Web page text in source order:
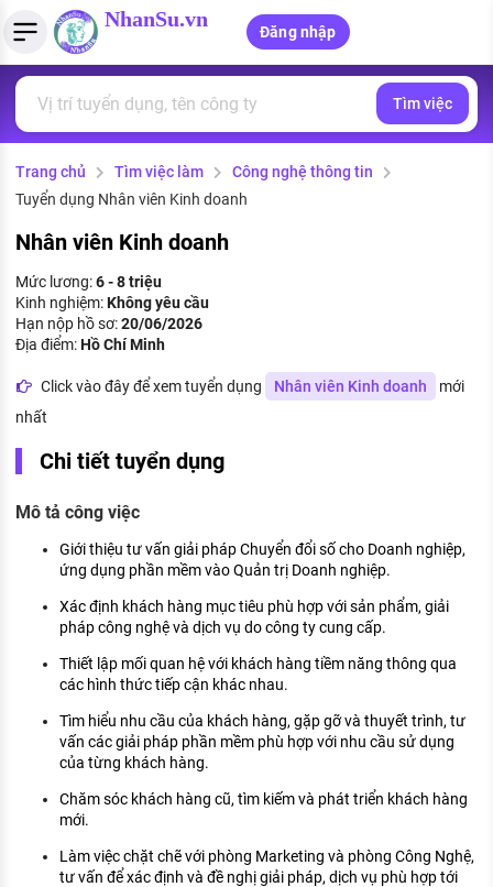
NhanSu.vn
Đăng nhập
Tìm việc làm
Việc làm ngành luật
Việc làm tốt nhất
CÔNG TY
Danh sách nhà tuyển dụng
Quản lý CV
Tải CV lên
MẪU CV THEO STYLE
Mẫu CV đơn giản
Mẫu CV hiện đại
Tính lương Gross - Net
Tính thuế thu nhập cá nhân
PHÁP LUẬT VIỆT NAM
Văn bản pháp luật
Chính sách mới
PHÁP LUẬT LAO ĐỘNG
Lao động và tiền lương
Bảo hiểm và phúc lợi
Thuế thu nhập
Chính sách lao động
KHÁM PHÁ NGHỀ NGHIỆP
Tử vi nghề nghiệp
Kỹ năng nghề nghiệp
HƯỚNG NGHIỆP VIỆC LÀM
Đặc trưng từng nghề
Xu hướng việc làm
XÂY DỰNG VÀ PHÁT TRIỂN ĐỘI NGŨ
TUYỂN DỤNG VIỆC LÀM
Tìm việc
Trang chủ Tìm việc làm
Công nghệ thông tin
Tuyển dụng Nhân viên Kinh doanh
Nhân viên Kinh doanh
Mức lương:6 - 8 triệu
Kinh nghiệm:Không yêu cầu
Hạn nộp hồ sơ:20/06/2026
Địa điểm:Hồ Chí Minh
Click vào đây để xem tuyển dụng Nhân viên Kinh doanh
mới
nhất
Chi tiết tuyển dụng
Mô tả công việc
Giới thiệu tư vấn giải pháp Chuyển đổi số cho Doanh nghiệp,
ứng dụng phần mềm vào Quản trị Doanh nghiệp.
Xác định khách hàng mục tiêu phù hợp với sản phẩm, giải
pháp công nghệ và dịch vụ do công ty cung cấp.
Thiết lập mối quan hệ với khách hàng tiềm năng thông qua
các hình thức tiếp cận khác nhau.
Tìm hiểu nhu cầu của khách hàng, gặp gỡ và thuyết trình, tư
vấn các giải pháp phần mềm phù hợp với nhu cầu sử dụng
của từng khách hàng.
Chăm sóc khách hàng cũ, tìm kiếm và phát triển khách hàng
mới.
Làm việc chặt chẽ với phòng Marketing và phòng Công Nghệ,
tư vấn để xác định và đề nghị giải pháp, dịch vụ phù hợp tới